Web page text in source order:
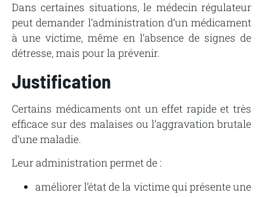
Dans certaines situations, le médecin régulateur
peut demander l’administration d’un médicament
à une victime, même en l’absence de signes de
détresse, mais pour la prévenir.
Justification
Certains médicaments ont un effet rapide et très
efficace sur des malaises ou l’aggravation brutale
d’une maladie.
Leur administration permet de :
améliorer l’état de la victime qui présente une